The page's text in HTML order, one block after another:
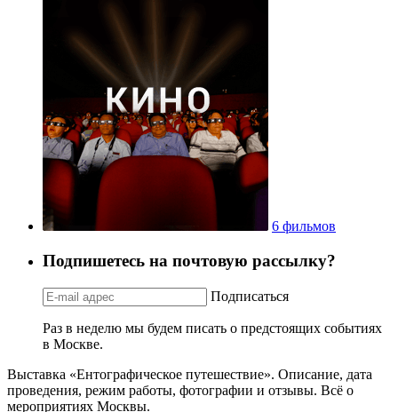
6 фильмов
Подпишетесь на почтовую рассылку?
Подписаться
Раз в неделю мы будем писать о предстоящих событиях
в Москве.
Выставка «Ентографическое путешествие». Описание, дата
проведения, режим работы, фотографии и отзывы. Всё о
мероприятиях Москвы.